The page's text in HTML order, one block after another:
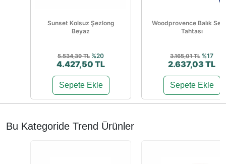
Sunset Kolsuz Şezlong
Beyaz
5.534,39 TL %20
4.427,50 TL
Sepete Ekle
Woodprovence Balık
Tahtası
3.165,01 TL %17
2.637,03 TL
Sepete Ekle
Bu Kategoride Trend Ürünler